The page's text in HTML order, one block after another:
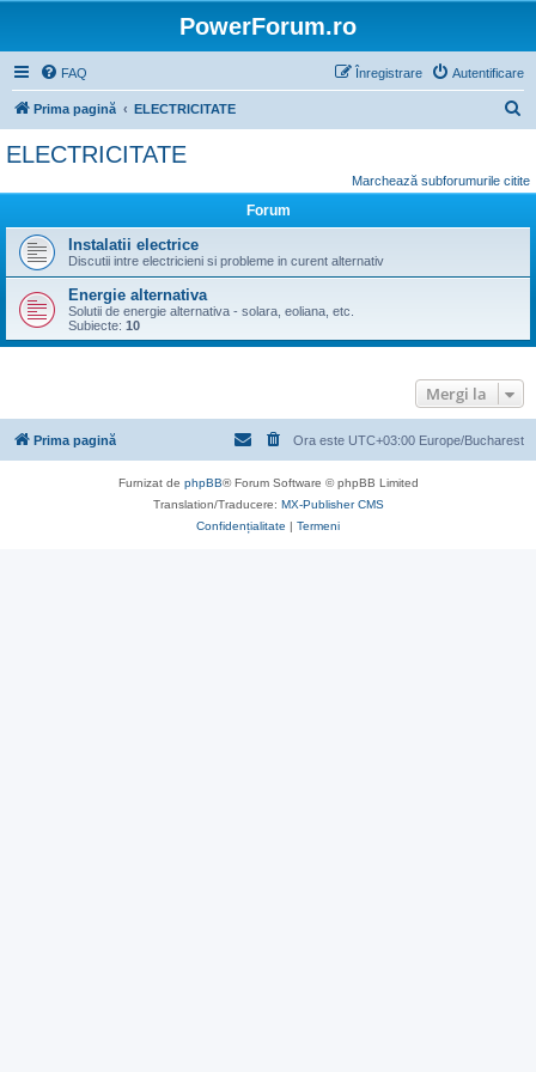
PowerForum.ro
FAQ Autentificare
Înregistrare
Prima pagină ELECTRICITATE
t
e
ELECTRICITATE
Marchează subforumurile citite
Forum
Instalatii electrice
Discutii intre electricieni si probleme in curent alternativ
Energie alternativa
Solutii de energie alternativa - solara, eoliana, etc.
Subiecte: 10
Mergi la
Prima pagină Ora este UTC+03:00 Europe/Bucharest
Furnizat de phpBB® Forum Software © phpBB Limited
Translation/Traducere: MX-Publisher CMS
Confidențialitate | Termeni